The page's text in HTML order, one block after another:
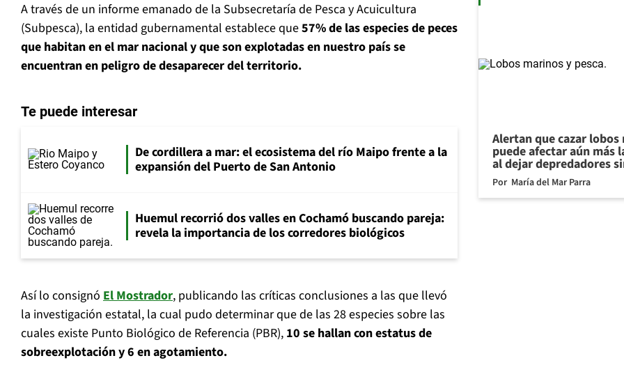
A través de un informe emanado de la Subsecretaría de Pesca y Acuicultura
(Subpesca), la entidad gubernamental establece que57% de las especies de peces
que habitan en el mar nacional y que son explotadas en nuestro país se
encuentran en peligro de desaparecer del territorio.
Te puede interesar
De cordillera a mar: el ecosistema del río Maipo frente a la
expansión del Puerto de San Antonio
Huemul recorrió dos valles en Cochamó buscando pareja:
revela la importancia de los corredores biológicos
Así lo consignó El Mostrador, publicando las críticas conclusiones a las que llevó
la investigación estatal, la cual pudo determinar que de las 28 especies sobre las
cuales existe Punto Biológico de Referencia (PBR), 10 se hallan con estatus de
sobreexplotación y 6 en agotamiento.
Alertan que cazar lobos
puede afectar aún más
al dejar depredadores
Por María del Mar Parra